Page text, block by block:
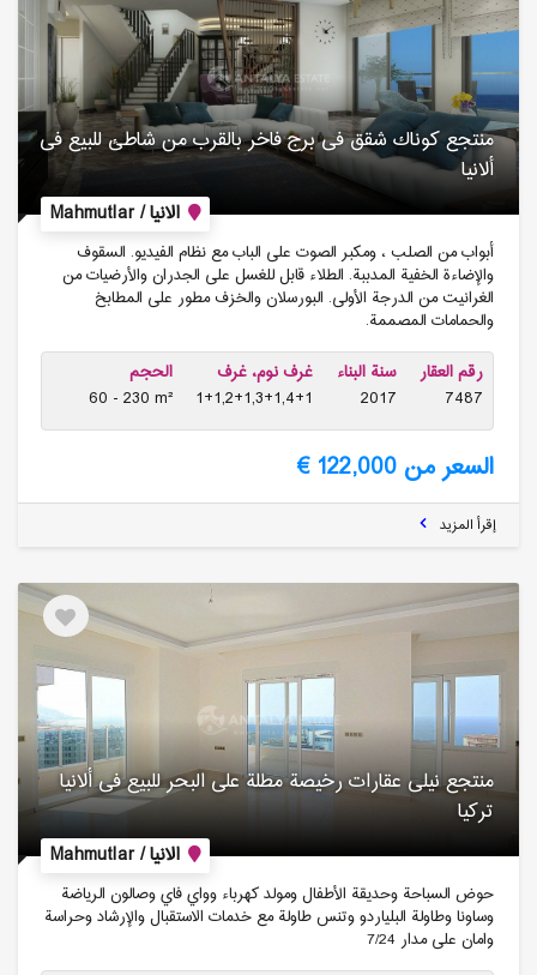
منتجع كوناك شقق فی برج فاخر بالقرب من شاطئ للبیع فی
ألانیا
الانيا / Mahmutlar
أبواب من الصلب ، ومكبر الصوت على الباب مع نظام الفيديو. السقوف
والإضاءة الخفية المدببة. الطلاء قابل للغسل على الجدران والأرضيات من
الغرانيت من الدرجة الأولى. البورسلان والخزف مطور على المطابخ
والحمامات المصممة.
رقم العقار
7487
سنة البناء
2017
غرف نوم، غرف
1+1,2+1,3+1,4+1
الحجم
60 - 230 m²
السعر من 122,000 €
إقرأ المزيد
منتجع نیلی عقارات رخیصة مطلة على البحر للبیع فی ألانیا
تركیا
الانيا / Mahmutlar
حوض السباحة وحديقة الأطفال ومولد كهرباء وواي فاي وصالون الرياضة
وساونا وطاولة البلياردو وتنس طاولة مع خدمات الاستقبال والإرشاد وحراسة
وامان على مدار 7/24